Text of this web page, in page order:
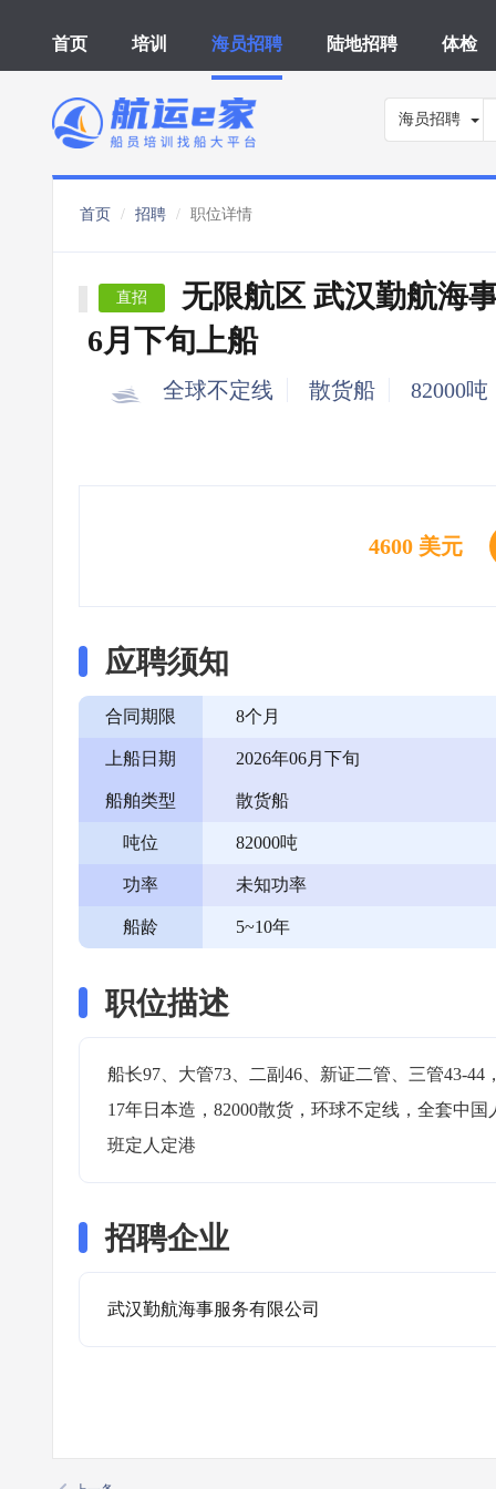
首页 培训 海员招聘 陆地招聘 体检
海员招聘
首页 招聘 职位详情
直招
无限航区 武汉勤航海
6月下旬上船
全球不定线 散货船 82000吨
4600 美元
应聘须知
合同期限 8个月
上船日期 2026年06月下旬
船舶类型 散货船
吨位 82000吨
功率 未知功率
船龄 5~10年
职位描述
船长97、大管73、二副46、新证二管、三管43-44
17年日本造，82000散货，环球不定线，全套中
班定人定港
招聘企业
武汉勤航海事服务有限公司